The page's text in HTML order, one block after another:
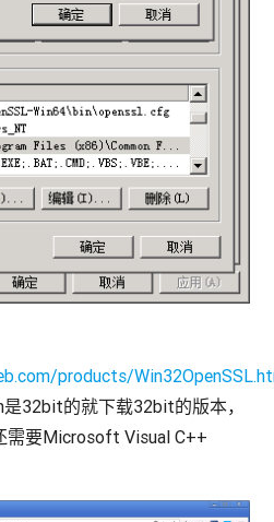
products/
32bit的就下载32bit的版本，
要Microsoft Visual C++